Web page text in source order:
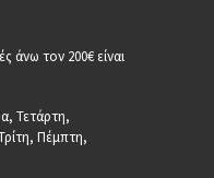
άνω τον 200€ είναι
Τετάρτη,
Πέμπτη,